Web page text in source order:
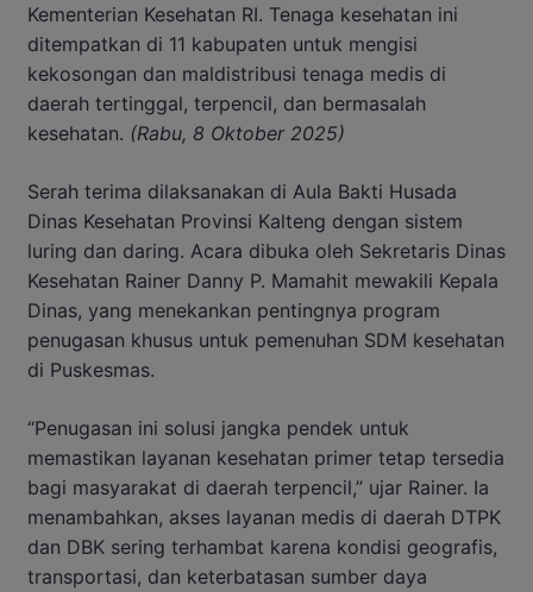
Kementerian Kesehatan RI. Tenaga kesehatan ini
ditempatkan di 11 kabupaten untuk mengisi
kekosongan dan maldistribusi tenaga medis di
daerah tertinggal, terpencil, dan bermasalah
kesehatan. (Rabu, 8 Oktober 2025)
Serah terima dilaksanakan di Aula Bakti Husada
Dinas Kesehatan Provinsi Kalteng dengan sistem
luring dan daring. Acara dibuka oleh Sekretaris Dinas
Kesehatan Rainer Danny P. Mamahit mewakili Kepala
Dinas, yang menekankan pentingnya program
penugasan khusus untuk pemenuhan SDM kesehatan
di Puskesmas.
“Penugasan ini solusi jangka pendek untuk
memastikan layanan kesehatan primer tetap tersedia
bagi masyarakat di daerah terpencil,” ujar Rainer. Ia
menambahkan, akses layanan medis di daerah DTPK
dan DBK sering terhambat karena kondisi geografis,
transportasi, dan keterbatasan sumber daya